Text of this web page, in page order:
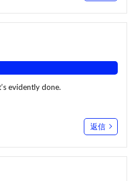
evidently done.
返信